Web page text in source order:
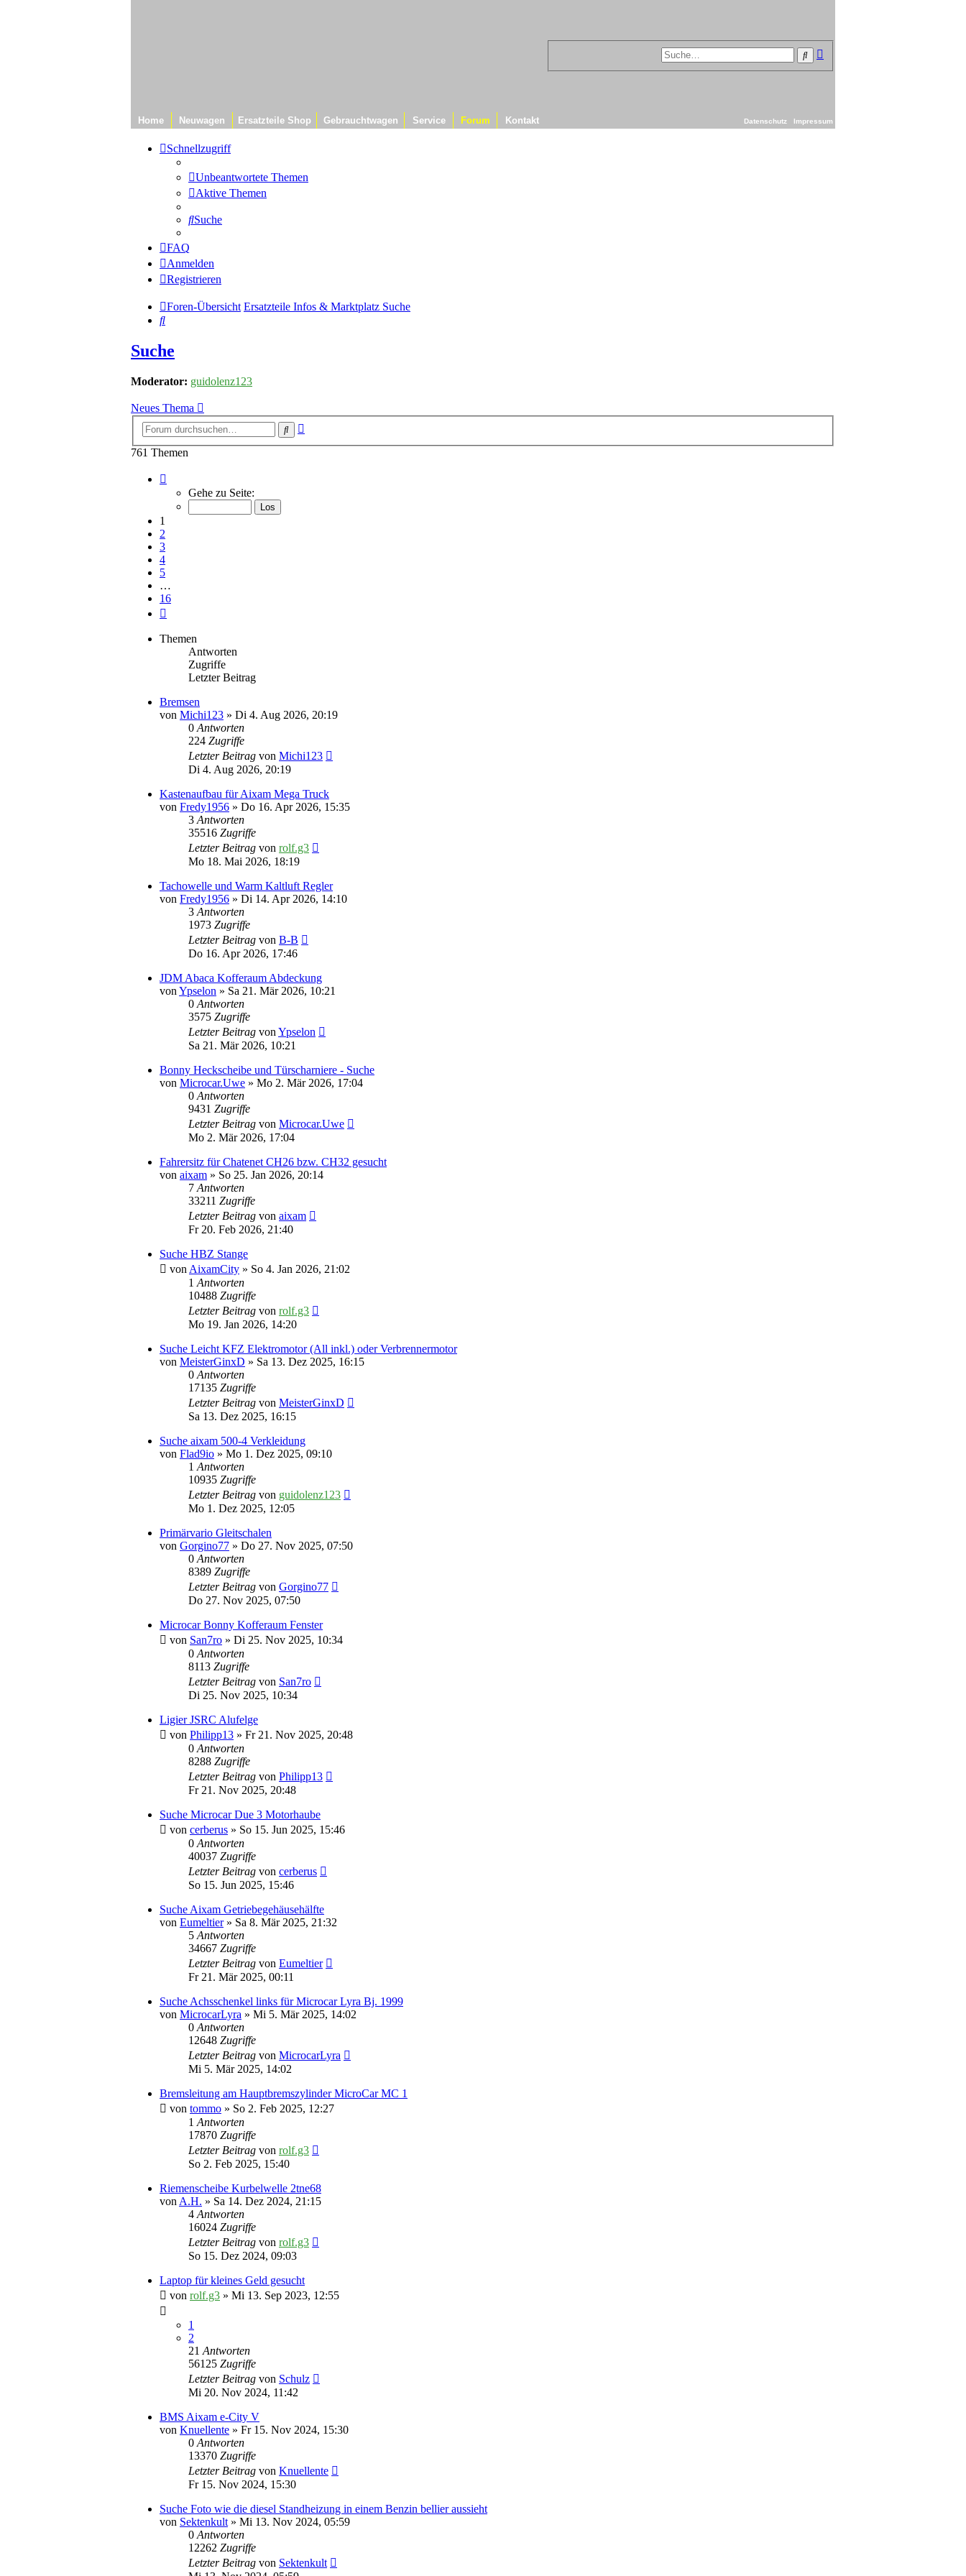
Suche
Home Neuwagen Ersatzteile Shop Gebrauchtwagen Service Forum Kontakt Datenschutz Impressum
Schnellzugriff
Unbeantwortete Themen
Aktive Themen
Suche
FAQ
Anmelden
Registrieren
Foren-Übersicht Ersatzteile Infos & Marktplatz Suche
Suche
Suche
Moderator: guidolenz123
Neues Thema
Suche
761 Themen
von
Gehe zu Seite:
1
2
3
4
5
…
16
Themen
Antworten
Zugriffe
Letzter Beitrag
Bremsen
von Michi123 » Di 4. Aug 2026, 20:19
0Antworten
224 Zugriffe
Letzter Beitrag von Michi123
Di 4. Aug 2026, 20:19
Kastenaufbau für Aixam Mega Truck
von Fredy1956 » Do 16. Apr 2026, 15:35
3Antworten
35516 Zugriffe
Letzter Beitrag von rolf.g3
Mo 18. Mai 2026, 18:19
Tachowelle und Warm Kaltluft Regler
von Fredy1956 » Di 14. Apr 2026, 14:10
3Antworten
1973 Zugriffe
Letzter Beitrag von B-B
Do 16. Apr 2026, 17:46
JDM Abaca Kofferaum Abdeckung
vonYpselon » Sa 21. Mär 2026, 10:21
0Antworten
3575 Zugriffe
Letzter Beitrag vonYpselon
Sa 21. Mär 2026, 10:21
Bonny Heckscheibe und Türscharniere - Suche
von Microcar.Uwe » Mo 2. Mär 2026, 17:04
0Antworten
9431 Zugriffe
Letzter Beitrag von Microcar.Uwe
Mo 2. Mär 2026, 17:04
Fahrersitz für Chatenet CH26 bzw. CH32 gesucht
von aixam » So 25. Jan 2026, 20:14
7Antworten
33211 Zugriffe
Letzter Beitrag von aixam
Fr 20. Feb 2026, 21:40
Suche HBZ Stange
vonAixamCity » So 4. Jan 2026, 21:02
1Antworten
10488 Zugriffe
Letzter Beitrag von rolf.g3
Mo 19. Jan 2026, 14:20
Suche Leicht KFZ Elektromotor (All inkl.) oder Verbrennermotor
von MeisterGinxD » Sa 13. Dez 2025, 16:15
0Antworten
17135 Zugriffe
Letzter Beitrag von MeisterGinxD
Sa 13. Dez 2025, 16:15
Suche aixam 500-4 Verkleidung
von Flad9io » Mo 1. Dez 2025, 09:10
1Antworten
10935 Zugriffe
Letzter Beitrag von guidolenz123
Mo 1. Dez 2025, 12:05
Primärvario Gleitschalen
von Gorgino77 » Do 27. Nov 2025, 07:50
0Antworten
8389 Zugriffe
Letzter Beitrag von Gorgino77
Do 27. Nov 2025, 07:50
Microcar Bonny Kofferaum Fenster
von San7ro » Di 25. Nov 2025, 10:34
0Antworten
8113 Zugriffe
Letzter Beitrag von San7ro
Di 25. Nov 2025, 10:34
Ligier JSRC Alufelge
von Philipp13 » Fr 21. Nov 2025, 20:48
0Antworten
8288 Zugriffe
Letzter Beitrag von Philipp13
Fr 21. Nov 2025, 20:48
Suche Microcar Due 3 Motorhaube
von cerberus » So 15. Jun 2025, 15:46
0Antworten
40037 Zugriffe
Letzter Beitrag von cerberus
So 15. Jun 2025, 15:46
Suche Aixam Getriebegehäusehälfte
von Eumeltier» Sa 8. Mär 2025, 21:32
5Antworten
34667 Zugriffe
Letzter Beitrag von Eumeltier
Fr 21. Mär 2025, 00:11
Suche Achsschenkel links für Microcar Lyra Bj. 1999
von MicrocarLyra » Mi 5. Mär 2025, 14:02
0Antworten
12648 Zugriffe
Letzter Beitrag von MicrocarLyra
Mi 5. Mär 2025, 14:02
Bremsleitung am Hauptbremszylinder MicroCar MC 1
von tommo » So 2. Feb 2025, 12:27
1Antworten
17870 Zugriffe
Letzter Beitrag von rolf.g3
So 2. Feb 2025, 15:40
Riemenscheibe Kurbelwelle 2tne68
vonA.H. » Sa 14. Dez 2024, 21:15
4Antworten
16024 Zugriffe
Letzter Beitrag von rolf.g3
So 15. Dez 2024, 09:03
Laptop für kleines Geld gesucht
von rolf.g3 » Mi 13. Sep 2023, 12:55
1
2
21Antworten
56125 Zugriffe
Letzter Beitrag von Schulz
Mi 20. Nov 2024, 11:42
BMS Aixam e-City V
von Knuellente » Fr 15. Nov 2024, 15:30
0Antworten
13370 Zugriffe
Letzter Beitrag von Knuellente
Fr 15. Nov 2024, 15:30
Suche Foto wie die diesel Standheizung in einem Benzin bellier aussieht
von Sektenkult» Mi 13. Nov 2024, 05:59
0Antworten
12262 Zugriffe
Letzter Beitrag von Sektenkult